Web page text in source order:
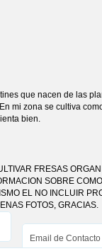
que nacen de las
mi zona se cultiva
bien.
FRESAS
SOBRE
EL NO INCLUIR
FOTOS, GRACIAS.